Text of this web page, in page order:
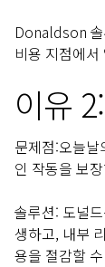
Donaldson
비용 지점에
이유
문제점:오늘날
인 작동을 보
솔루션: 도널
생하고, 내부
용을 절감할